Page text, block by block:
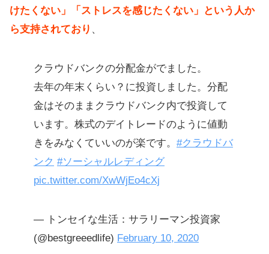
けたくない」「ストレスを感じたくない」という人か
ら支持されており 、
クラウドバンクの分配金がでました。
去年の年末くらい？に投資しました。分配
金はそのままクラウドバンク内で投資して
います。株式のデイトレードのように値動
きをみなくていいのが楽です。 #クラウドバ
ンク #ソーシャルレディング
pic.twitter.com/XwWjEo4cXj
— トンセイな生活：サラリーマン投資家
(@bestgreeedlife) February 10, 2020